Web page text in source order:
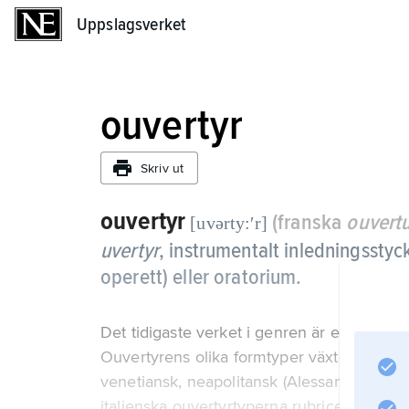
Uppslagsverket
ouvertyr
Skriv ut
ouvertyr [uvərty:ʹr] (franska
uvertyr, instrumentalt
operett) eller oratorium.
Det tidigaste verket i genren är en toccata
Ouvertyrens olika formtyper växte sedan
venetiansk, neapolitansk (Alessandro